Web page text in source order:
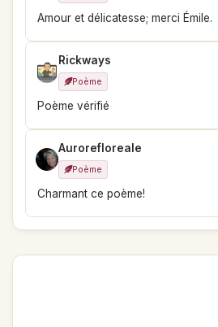
Amour et délicatesse; merci Émile.
Rickways
Poème
Poème vérifié
Aurorefloreale
Poème
Charmant ce poème!